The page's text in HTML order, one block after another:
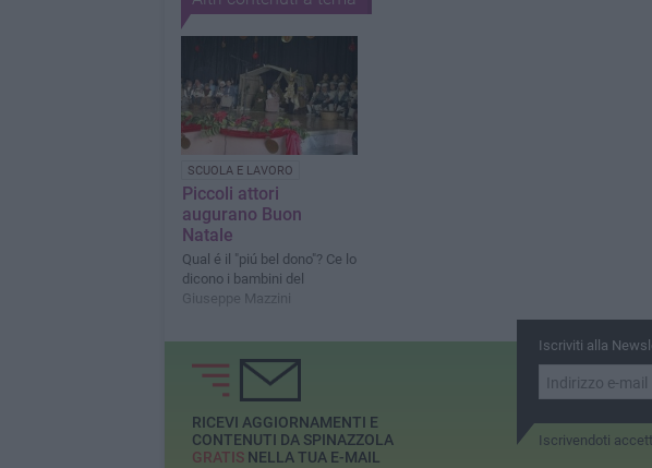
SCUOLA E LAVORO
Piccoli attori
augurano Buon
Natale
Qual é il "piú bel dono"? Ce lo
dicono i bambini del
Giuseppe Mazzini
Iscriviti alla
Iscrivendoti
RICEVI AGGIORNAMENTI E
CONTENUTI DA SPINAZZOLA
GRATISNELLA TUA E-MAIL